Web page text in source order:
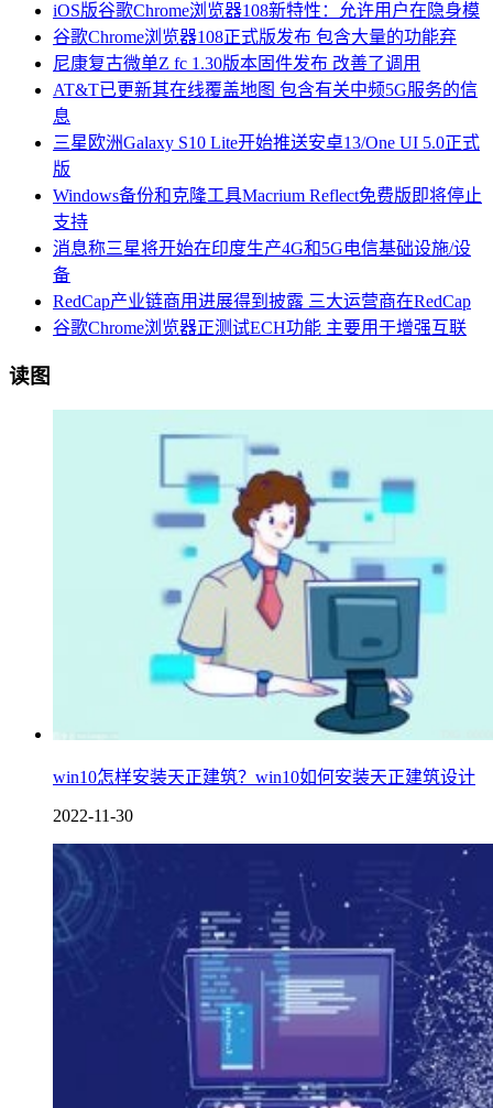
iOS版谷歌Chrome浏览器108新特性：允许用户在隐身模
谷歌Chrome浏览器108正式版发布 包含大量的功能弃
尼康复古微单Z fc 1.30版本固件发布 改善了调用
AT&T已更新其在线覆盖地图 包含有关中频5G服务的信
息
三星欧洲Galaxy S10 Lite开始推送安卓13/One UI 5.0正式
版
Windows备份和克隆工具Macrium Reflect免费版即将停止
支持
消息称三星将开始在印度生产4G和5G电信基础设施/设
备
RedCap产业链商用进展得到披露 三大运营商在RedCap
谷歌Chrome浏览器正测试ECH功能 主要用于增强互联
读图
win10怎样安装天正建筑？win10如何安装天正建筑设计
2022-11-30